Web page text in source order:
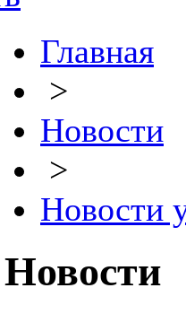
Главная
>
Новости
>
Новости
Новости